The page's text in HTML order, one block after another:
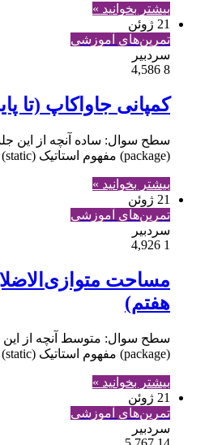
بیشتر بخوانید »
21 ژوئن
تمرین‌های آموزشی
سردبیر
8
کمپانی جاواکاپ (تا
سطح سوال: ساده آنچه از این
(package) مفهوم استاتیک (static) سطوح دسترسی
بیشتر بخوانید »
21 ژوئن
تمرین‌های آموزشی
سردبیر
1
مساحت
هفتم)
سطح سوال: متوسط آنچه از این
(package) مفهوم استاتیک (static)
بیشتر بخوانید »
21 ژوئن
تمرین‌های آموزشی
سردبیر